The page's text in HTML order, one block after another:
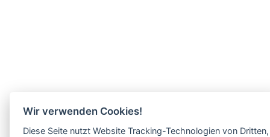
Wir verwenden Cookies!
Diese Seite nutzt Website Tracking-Technologien von Dritten,